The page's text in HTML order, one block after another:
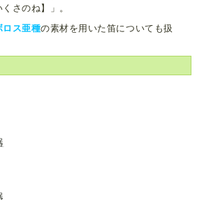
さのね】」。
ロス亜種の素材を用いた笛についても扱